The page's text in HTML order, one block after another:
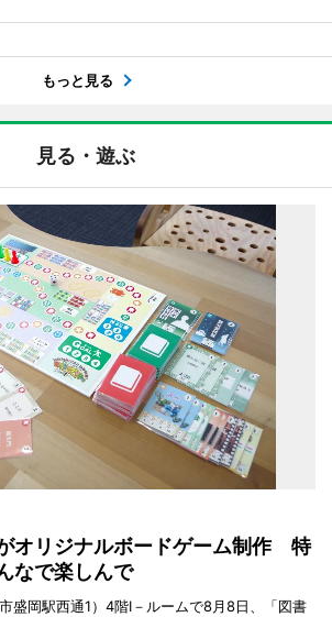
もっと見る
見る・遊ぶ
オリジナルボードゲーム制作 特
なで楽しんで
盛岡駅西通1）4階I－ルームで8月8日、「図書